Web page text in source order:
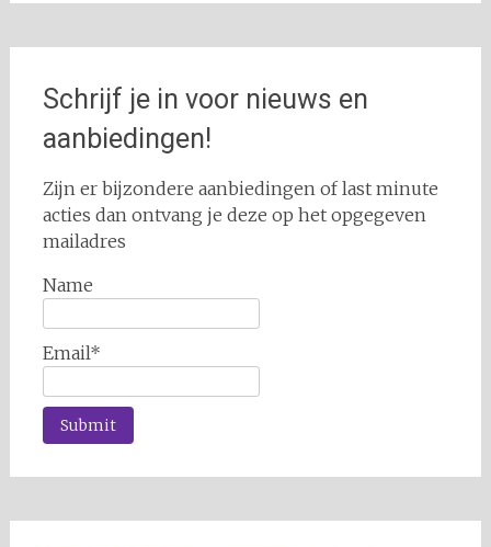
Schrijf je in voor nieuws en
aanbiedingen!
Zijn er bijzondere aanbiedingen of last minute
acties dan ontvang je deze op het opgegeven
mailadres
Name
Email*